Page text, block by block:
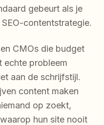
gebeurt als je
contentstrategie.
CMOs die budget
echte probleem
aan de schrijfstijl.
content maken
op zoekt,
hun site nooit